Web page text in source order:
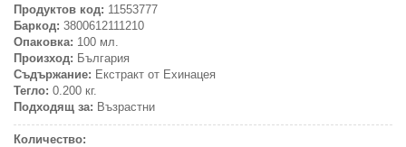
Продуктов код: 11553777
Баркод: 3800612111210
Опаковка: 100 мл.
Произход: България
Съдържание: Екстракт от Ехинацея
Тегло: 0.200 кг.
Подходящ за: Възрастни
Количество: